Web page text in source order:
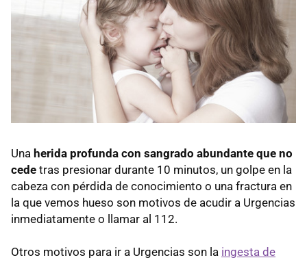
Una herida profunda con sangrado abundante que no
cede tras presionar durante 10 minutos, un golpe en la
cabeza con pérdida de conocimiento o una fractura en
la que vemos hueso son motivos de acudir a Urgencias
inmediatamente o llamar al 112.
Otros motivos para ir a Urgencias son la ingesta de